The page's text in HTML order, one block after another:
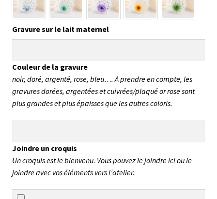
Gravure sur le lait maternel
Couleur de la gravure
noir, doré, argenté, rose, bleu…. A prendre en compte, les
gravures dorées, argentées et cuivrées/plaqué or rose sont
plus grandes et plus épaisses que les autres coloris.
Joindre un croquis
Un croquis est le bienvenu. Vous pouvez le joindre ici ou le
joindre avec vos éléments vers l’atelier.